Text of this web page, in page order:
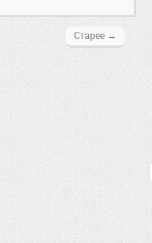
Старее →